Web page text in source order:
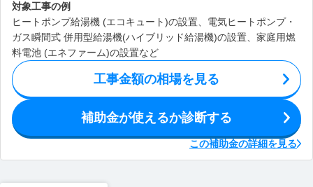
対象工事の例
ヒートポンプ給湯機 (エコキュート)の設置、電気ヒートポンプ・
ガス瞬間式 併用型給湯機(ハイブリッド給湯機)の設置、家庭用燃
料電池 (エネファーム)の設置など
工事金額の相場を見る
補助金が使えるか診断する
この補助金の詳細を見る